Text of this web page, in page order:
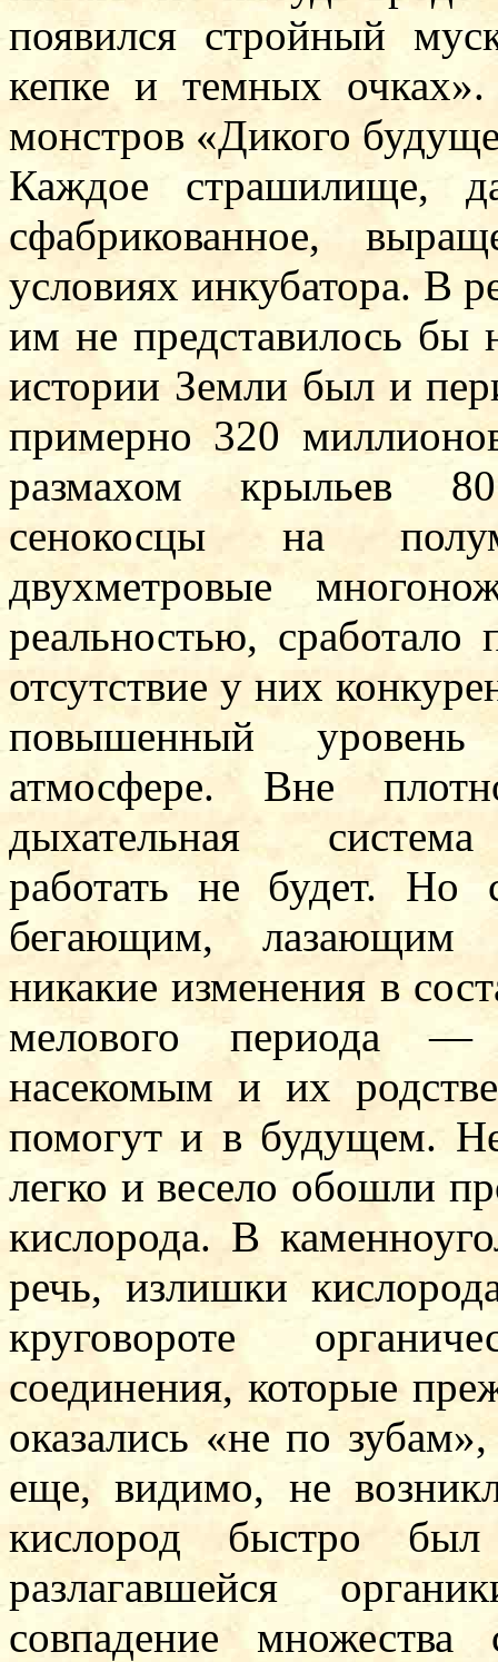
появился стройный
кепке и темных очках».
монстров «Дикого
Каждое страшилище,
сфабрикованное,
условиях инкубатора. В
им не представилось бы
истории Земли был и
примерно 320
размахом крыльев
сенокосцы на
двухметровые
реальностью,
отсутствие у них
повышенный
атмосфере. Вне
дыхательная система
работать не будет. Но
бегающим, лазающим
никакие изменения в
мелового периода —
насекомым и их
помогут и в будущем.
легко и весело обошли
кислорода. В
речь, излишки
круговороте
соединения, которые
оказались «не по
еще, видимо, не
кислород быстро был
разлагавшейся
совпадение